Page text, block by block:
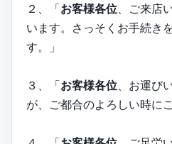
２、「お客様各位 、ご来店
います。さっそくお手続き
す。」
３、「お客様各位 、お運び
が、ご都合のよろしい時に